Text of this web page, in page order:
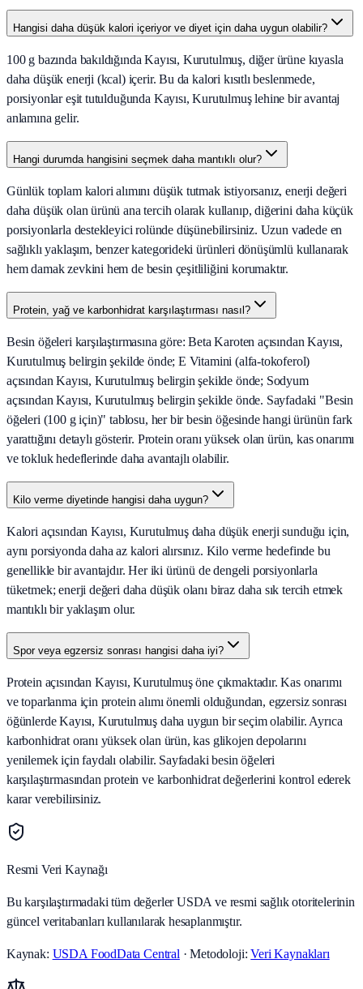
Hangisi daha düşük kalori içeriyor ve diyet için daha uygun olabilir?
100 g bazında bakıldığında Kayısı, Kurutulmuş, diğer ürüne kıyasla
daha düşük enerji (kcal) içerir. Bu da kalori kısıtlı beslenmede,
porsiyonlar eşit tutulduğunda Kayısı, Kurutulmuş lehine bir avantaj
anlamına gelir.
Hangi durumda hangisini seçmek daha mantıklı olur?
Günlük toplam kalori alımını düşük tutmak istiyorsanız, enerji değeri
daha düşük olan ürünü ana tercih olarak kullanıp, diğerini daha küçük
porsiyonlarla destekleyici rolünde düşünebilirsiniz. Uzun vadede en
sağlıklı yaklaşım, benzer kategorideki ürünleri dönüşümlü kullanarak
hem damak zevkini hem de besin çeşitliliğini korumaktır.
Protein, yağ ve karbonhidrat karşılaştırması nasıl?
Besin öğeleri karşılaştırmasına göre: Beta Karoten açısından Kayısı,
Kurutulmuş belirgin şekilde önde; E Vitamini (alfa-tokoferol)
açısından Kayısı, Kurutulmuş belirgin şekilde önde; Sodyum
açısından Kayısı, Kurutulmuş belirgin şekilde önde. Sayfadaki "Besin
öğeleri (100 g için)" tablosu, her bir besin öğesinde hangi ürünün fark
yarattığını detaylı gösterir. Protein oranı yüksek olan ürün, kas onarımı
ve tokluk hedeflerinde daha avantajlı olabilir.
Kilo verme diyetinde hangisi daha uygun?
Kalori açısından Kayısı, Kurutulmuş daha düşük enerji sunduğu için,
aynı porsiyonda daha az kalori alırsınız. Kilo verme hedefinde bu
genellikle bir avantajdır. Her iki ürünü de dengeli porsiyonlarla
tüketmek; enerji değeri daha düşük olanı biraz daha sık tercih etmek
mantıklı bir yaklaşım olur.
Spor veya egzersiz sonrası hangisi daha iyi?
Protein açısından Kayısı, Kurutulmuş öne çıkmaktadır. Kas onarımı
ve toparlanma için protein alımı önemli olduğundan, egzersiz sonrası
öğünlerde Kayısı, Kurutulmuş daha uygun bir seçim olabilir. Ayrıca
karbonhidrat oranı yüksek olan ürün, kas glikojen depolarını
yenilemek için faydalı olabilir. Sayfadaki besin öğeleri
karşılaştırmasından protein ve karbonhidrat değerlerini kontrol ederek
karar verebilirsiniz.
Resmi Veri Kaynağı
Bu karşılaştırmadaki tüm değerler USDA ve resmi sağlık otoritelerinin
güncel veritabanları kullanılarak hesaplanmıştır.
Kaynak: USDA FoodData Central · Metodoloji:Veri Kaynakları